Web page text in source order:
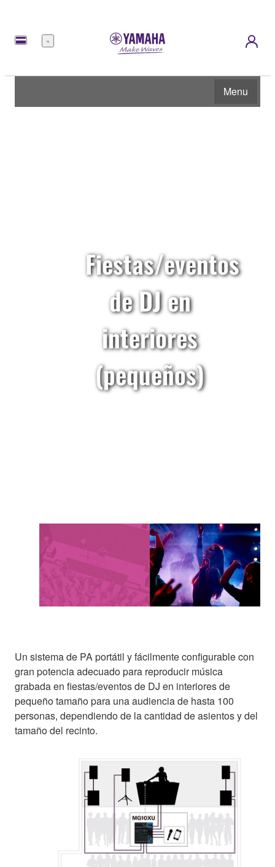
Menú
Menu
Fiestas/eventos
de DJ en
interiores
(pequeños)
Un sistema de PA portátil y fácilmente configurable con
gran potencia adecuado para reproducir música
grabada en fiestas/eventos de DJ en interiores de
pequeño tamaño para una audiencia de hasta 100
personas, dependiendo de la cantidad de asientos y del
tamaño del recinto.